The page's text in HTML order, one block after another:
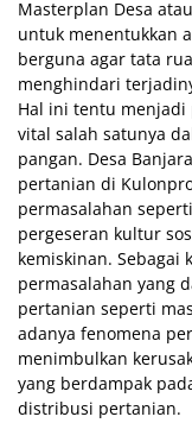
Masterplan Desa
untuk menentukkan
berguna agar tata
menghindari
Hal ini tentu
vital salah satunya
pangan. Desa
pertanian di
permasalahan
pergeseran kultur
kemiskinan. Sebagai
permasalahan yang
pertanian seperti
adanya fenomena
menimbulkan
yang berdampak
distribusi pertanian.